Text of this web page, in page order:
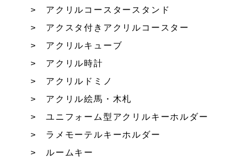
アクリルコースタースタンド
アクスタ付きアクリルコースター
アクリルキューブ
アクリル時計
アクリルドミノ
アクリル絵馬・木札
ユニフォーム型アクリルキーホルダー
ラメモーテルキーホルダー
ルームキー